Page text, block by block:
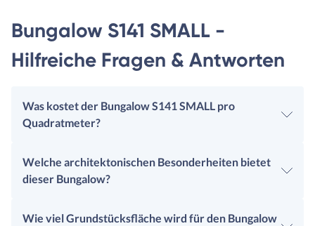
Bungalow S141 SMALL -
Hilfreiche Fragen & Antworten
Was kostet der Bungalow S141 SMALL pro
Quadratmeter?
Welche architektonischen Besonderheiten bietet
dieser Bungalow?
Wie viel Grundstücksfläche wird für den Bungalow